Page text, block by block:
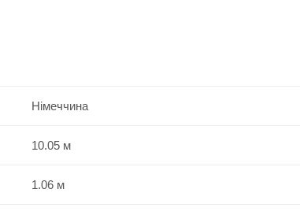
Німеччина
10.05 м
1.06 м